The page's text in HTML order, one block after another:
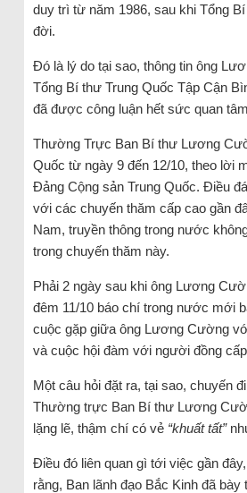
duy trì từ năm 1986, sau khi Tổng
đời.
Đó là lý do tại sao, thông tin ông
Tổng Bí thư Trung Quốc Tập Cận
đã được công luận hết sức quan
Thường Trực Ban Bí thư Lương
Quốc từ ngày 9 đến 12/10, theo lời
Đảng Cộng sản Trung Quốc. Điều
với các chuyến thăm cấp cao gần
Nam, truyền thông trong nước
trong chuyến thăm này.
Phải 2 ngày sau khi ông Lương
đêm 11/10 báo chí trong nước mới
cuộc gặp giữa ông Lương Cường
và cuộc hội đàm với người đồng
Một câu hỏi đặt ra, tại sao, chuyến
Thường trực Ban Bí thư Lương
lặng lẽ, thậm chí có vẻ “khuất tất”
Điều đó liên quan gì tới việc gần
rằng, Ban lãnh đạo Bắc Kinh đã bày